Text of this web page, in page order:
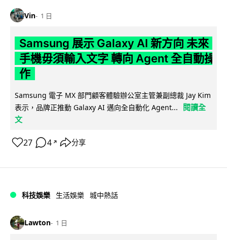
Vin 1 日
Samsung 展示 Galaxy AI 新方向 未來
手機毋須輸入文字 轉向 Agent 全自動操
作
Samsung 電子 MX 部門顧客體驗辦公室主管兼副總裁 Jay Kim
表示，品牌正推動 Galaxy AI 邁向全自動化 Agent...
閱讀全
文
27 4 ↗ 分享
科技娛樂 生活娛樂 城中熱話
Lawton 1 日